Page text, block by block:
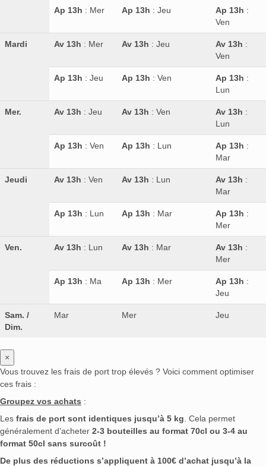
Ap 13h : Mer Ap 13h : Jeu Ap 13h :
Ven
Mardi Av 13h : Mer Av 13h : Jeu Av 13h :
Ven
Ap 13h : Jeu Ap 13h : Ven Ap 13h :
Lun
Mer. Av 13h : Jeu Av 13h : Ven Av 13h :
Lun
Ap 13h : Ven Ap 13h : Lun Ap 13h :
Mar
Jeudi Av 13h : Ven Av 13h : Lun Av 13h :
Mar
Ap 13h : Lun Ap 13h : Mar Ap 13h :
Mer
Ven. Av 13h : Lun Av 13h : Mar Av 13h :
Mer
Ap 13h : Ma Ap 13h : Mer Ap 13h :
Jeu
Sam. /
Dim.
Mar Mer Jeu
×
Vous trouvez les frais de port trop élevés ? Voici comment optimiser
ces frais :
Groupez vos achats :
Les frais de port sont identiques jusqu’à 5 kg . Cela permet
généralement d’acheter 2-3 bouteilles au format 70cl ou 3-4 au
format 50cl sans surcoût !
De plus des réductions s’appliquent à 100€ d’achat jusqu’à la